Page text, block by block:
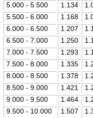
5.000 - 5.500
1.134
5.500 - 6.000
1.168
6.000 - 6.500
1.207
6.500 - 7.000
1.250
7.000 - 7.500
1.293
7.500 - 8.000
1.335
8.000 - 8.500
1.378
8.500 - 9.000
1.421
9.000 - 9.500
1.464
9.500 - 10.000
1.507